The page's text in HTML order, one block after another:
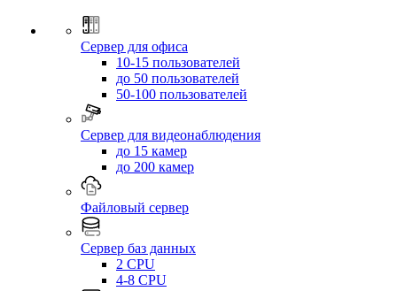
Сервер для офиса
10-15 пользователей
до 50 пользователей
50-100 пользователей
Сервер для видеонаблюдения
до 15 камер
до 200 камер
Файловый сервер
Сервер баз данных
2 CPU
4-8 CPU